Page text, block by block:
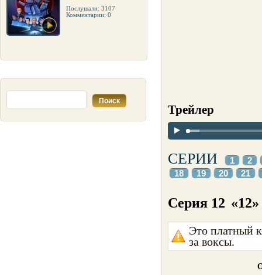
Послушали: 3107
Комментарии: 0
Трейлер
СЕРИИ 1
2
18
19 20 21
Серия 12 «12»
Это платный
за воксы.